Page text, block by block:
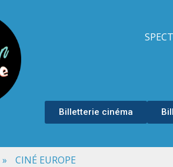
Billetterie cinéma
» CINÉ EUROPE